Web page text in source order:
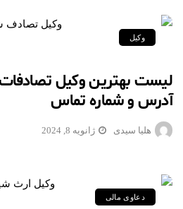
وکیل
لیست بهترین وکیل تصادفات
آدرس و شماره تماس
هلیا سیدی ژانویه 8, 2024
دعاوی مالی